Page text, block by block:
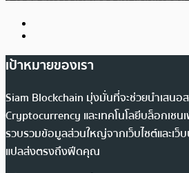
เป้าหมายของเรา
Siam Blockchain มุ่งมั่นที่จะช่วยนำเสนอ
Cryptocurrency และเทคโนโลยีบล็อกเชน
รวบรวมข้อมูลส่วนใหญ่จากเว็บไซต์และเว็
แปลส่งตรงถึงฟีดคุณ